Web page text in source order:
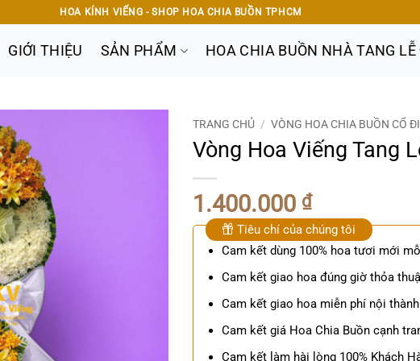
HOA KÍNH VIẾNG - SHOP HOA CHIA BUỒN TPHCM
GIỚI THIỆU SẢN PHẨM HOA CHIA BUỒN NHÀ TANG LỄ
TRANG CHỦ / VÒNG HOA CHIA BUỒN CỔ
Vòng Hoa Viếng Tang
1.400.000 ₫
Tiêu chí của chúng tôi
Cam kết dùng 100% hoa tươi mới
Cam kết giao hoa đúng giờ thỏa
Cam kết giao hoa miễn phí nội
Cam kết giá Hoa Chia Buồn cạnh
Cam kết làm hài lòng 100% Khách